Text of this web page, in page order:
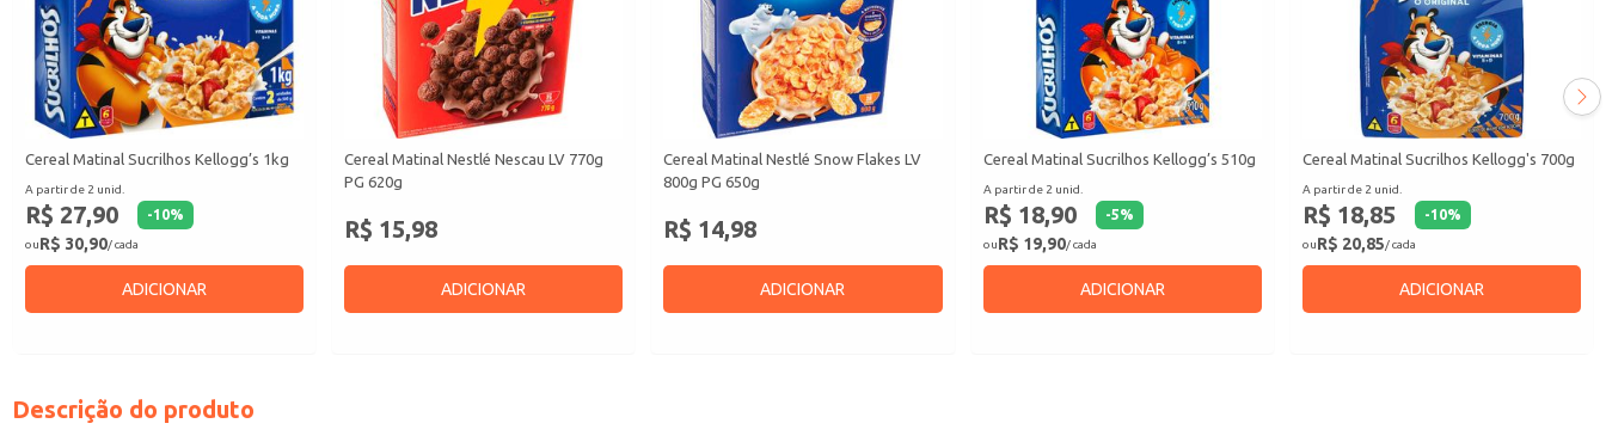
Cereal Matinal Sucrilhos Kellogg’s 1kg
A partir de 2 unid.
R$ 27,90 -10%
ouR$ 30,90/ cada
ADICIONAR
Cereal Matinal Nestlé Nescau LV 770g
PG 620g
R$ 15,98
ADICIONAR
Cereal Matinal Nestlé Snow Flakes LV
800g PG 650g
R$ 14,98
ADICIONAR
Cereal Matinal Sucrilhos Kellogg’s 510g
A partir de 2 unid.
R$ 18,90 -5%
ouR$ 19,90/ cada
ADICIONAR
Cereal Matinal Sucrilhos Kellogg's 700g
A partir de 2 unid.
R$ 18,85 -10%
ouR$ 20,85/ cada
ADICIONAR
Descrição do produto